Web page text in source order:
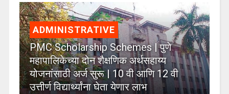
ADMINISTRATIVE
PMC Scholarship Schemes | पुणे
महापालिकेच्या दोन शैक्षणिक अर्थसहाय्य
योजनांसाठी अर्ज सुरू | 10 वी आणि 12 वी
उत्तीर्ण विद्यार्थ्यांना घेता येणार लाभ